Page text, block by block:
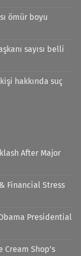
ömür boyu
sayısı belli
hakkında suç
After Major
Financial Stress
Presidential
Cream Shop’s